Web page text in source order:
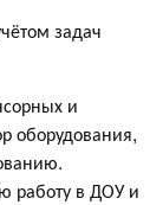
задач
и
оборудования,
работу в ДОУ и